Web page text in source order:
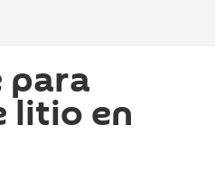
para
litio en